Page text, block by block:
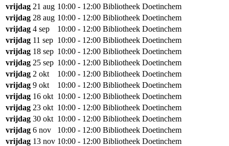
vrijdag 21 aug 10:00 - 12:00 Bibliotheek Doetinchem
vrijdag 28 aug 10:00 - 12:00 Bibliotheek Doetinchem
vrijdag 4 sep 10:00 - 12:00 Bibliotheek Doetinchem
vrijdag 11 sep 10:00 - 12:00 Bibliotheek Doetinchem
vrijdag 18 sep 10:00 - 12:00 Bibliotheek Doetinchem
vrijdag 25 sep 10:00 - 12:00 Bibliotheek Doetinchem
vrijdag 2 okt 10:00 - 12:00 Bibliotheek Doetinchem
vrijdag 9 okt 10:00 - 12:00 Bibliotheek Doetinchem
vrijdag 16 okt 10:00 - 12:00 Bibliotheek Doetinchem
vrijdag 23 okt 10:00 - 12:00 Bibliotheek Doetinchem
vrijdag 30 okt 10:00 - 12:00 Bibliotheek Doetinchem
vrijdag 6 nov 10:00 - 12:00 Bibliotheek Doetinchem
vrijdag 13 nov 10:00 - 12:00 Bibliotheek Doetinchem